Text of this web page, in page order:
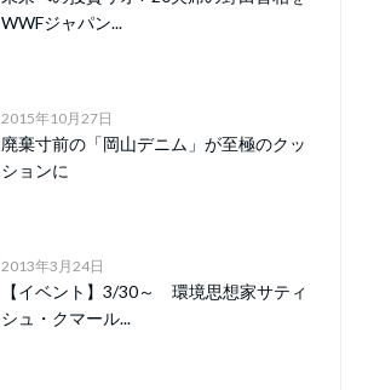
WWFジャパン...
2015年10月27日
廃棄寸前の「岡山デニム」が至極のクッ
ションに
2013年3月24日
【イベント】3/30～ 環境思想家サティ
シュ・クマール...